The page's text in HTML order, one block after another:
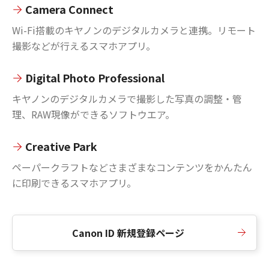
Camera Connect
Wi-Fi搭載のキヤノンのデジタルカメラと連携。リモート
撮影などが行えるスマホアプリ。
Digital Photo Professional
キヤノンのデジタルカメラで撮影した写真の調整・管
理、RAW現像ができるソフトウエア。
Creative Park
ペーパークラフトなどさまざまなコンテンツをかんたん
に印刷できるスマホアプリ。
Canon ID 新規登録ページ